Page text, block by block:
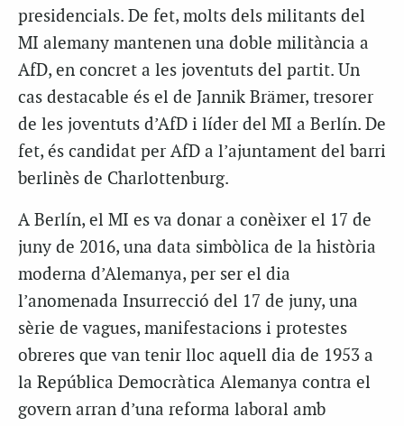
presidencials. De fet, molts dels militants del
MI alemany mantenen una doble militància a
AfD, en concret a les joventuts del partit. Un
cas destacable és el de Jannik Brämer, tresorer
de les joventuts d’AfD i líder del MI a Berlín. De
fet, és candidat per AfD a l’ajuntament del barri
berlinès de Charlottenburg.
A Berlín, el MI es va donar a conèixer el 17 de
juny de 2016, una data simbòlica de la història
moderna d’Alemanya, per ser el dia
l’anomenada Insurrecció del 17 de juny, una
sèrie de vagues, manifestacions i protestes
obreres que van tenir lloc aquell dia de 1953 a
la República Democràtica Alemanya contra el
govern arran d’una reforma laboral amb